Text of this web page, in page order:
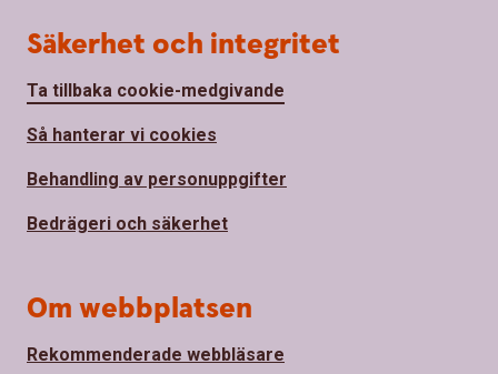
Säkerhet och integritet
Ta tillbaka cookie-medgivande
Så hanterar vi cookies
Behandling av personuppgifter
Bedrägeri och säkerhet
Om webbplatsen
Rekommenderade webbläsare